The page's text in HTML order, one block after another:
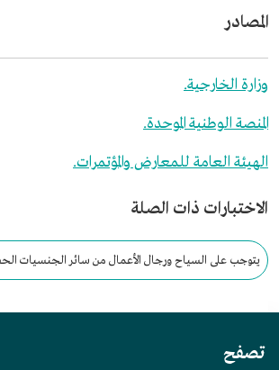
المصادر
وزارة الخارجية.
المنصة الوطنية الموحدة.
الهيئة العامة للمعارض والمؤتمرات.
الاختبارات ذات الصلة
يتوجب على السياح ورجال الأعمال من سائر الجنسيات
تصفح